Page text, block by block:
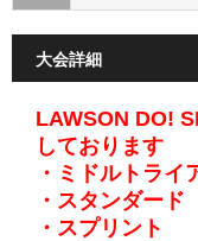
大会詳細
LAWSON DO!
しております
・ミドルトライ
・スタンダード
・スプリント